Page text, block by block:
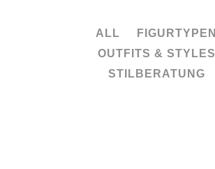
ALL
FIGURTYPEN
OUTFITS & STYLES
STILBERATUNG